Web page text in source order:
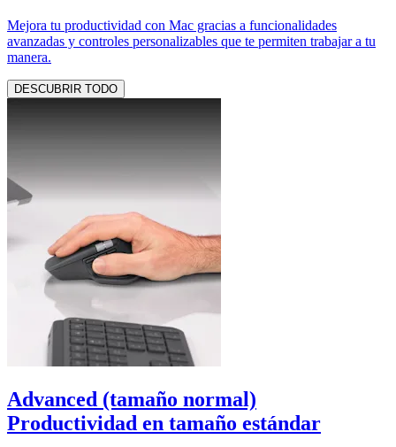
Mejora tu productividad con Mac gracias a funcionalidades
avanzadas y controles personalizables que te permiten trabajar a tu
manera.
DESCUBRIR TODO
Advanced (tamaño normal)
Productividad en tamaño estándar